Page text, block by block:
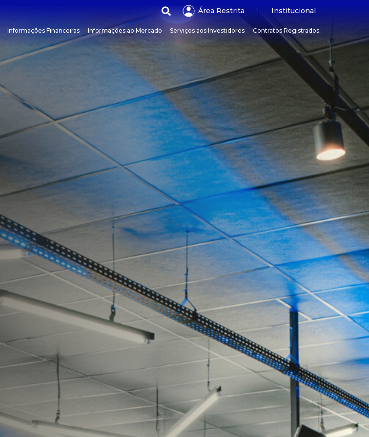
Área Restrita Institucional
Informações Financeiras Informações ao Mercado Serviços aos Investidores Contratos Registrados